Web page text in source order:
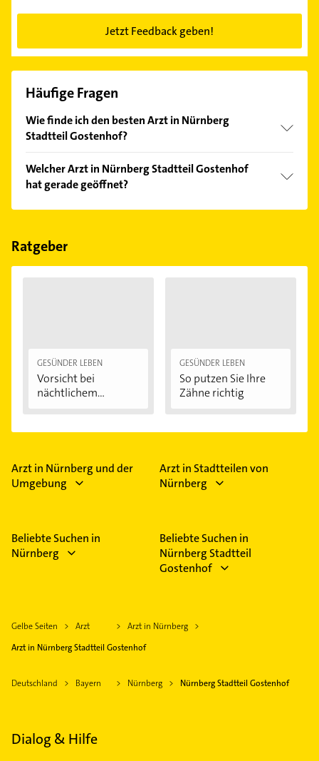
Jetzt Feedback geben!
Häufige Fragen
Wie finde ich den besten Arzt in Nürnberg
Stadtteil Gostenhof?
Kundenmeinungen und profitieren Sie von den
Empfehlungen. Die Suchergebnisse können Sie sich
einfach nachBewertungensortiert anzeigen lassen.
Welcher Arzt in Nürnberg Stadtteil Gostenhof
hat gerade geöffnet?
Im Anbieter-Bereich finden Sie alleÖffnungszeiten.
Feiertagen abweichen können.
Ratgeber
GESÜNDER LEBEN
Vorsicht bei
nächtlichem
GESÜNDER LEBEN
So putzen Sie Ihre
Zähne richtig
Arzt in Nürnberg und der
Umgebung
Arzt in Stadtteilen von
Nürnberg
Beliebte Suchen in
Nürnberg
Beliebte Suchen in
Nürnberg Stadtteil
Gostenhof
Gelbe Seiten Arzt
Arzt in Nürnberg
Arzt in Nürnberg Stadtteil Gostenhof
Deutschland Bayern Nürnberg Nürnberg Stadtteil Gostenhof
Dialog & Hilfe